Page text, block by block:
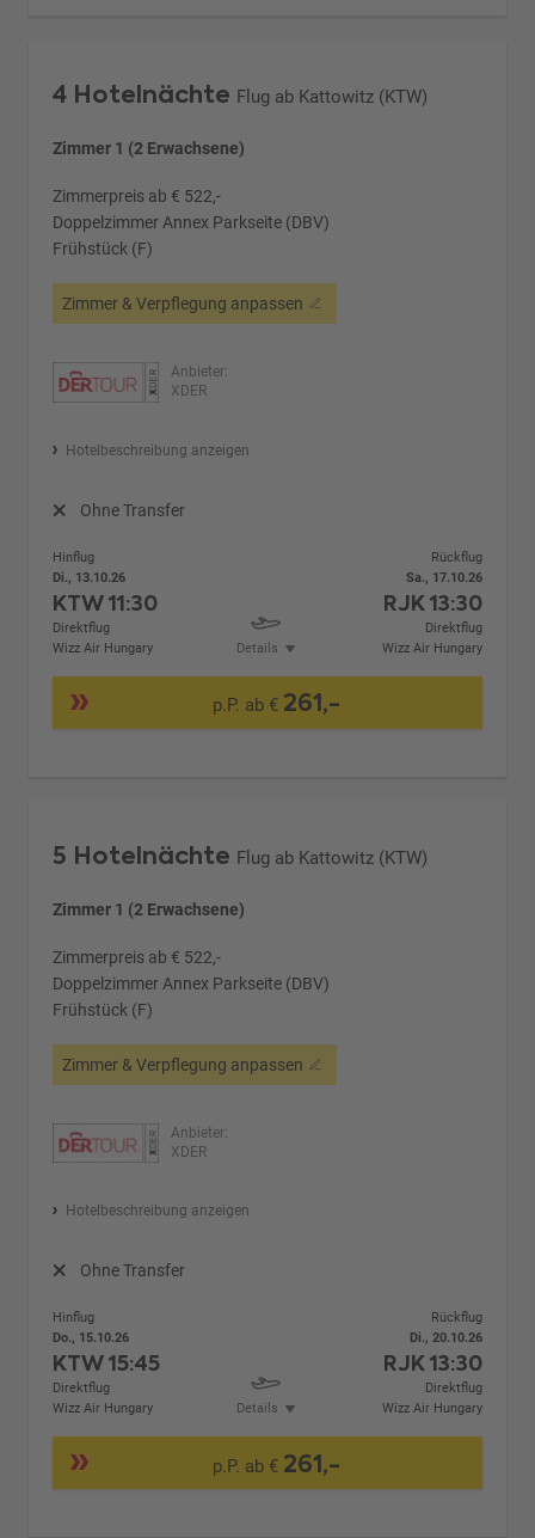
4 Hotelnächte Flug ab Kattowitz (KTW)
Zimmer 1 (2 Erwachsene)
Zimmerpreis ab € 522,-
Doppelzimmer Annex Parkseite (DBV)
Frühstück (F)
Zimmer & Verpflegung anpassen
Anbieter:
XDER
Hotelbeschreibung anzeigen
Ohne Transfer
Hinflug
Di., 13.10.26
KTW11:30
Direktflug
Wizz Air Hungary
Details
Rückflug
Sa., 17.10.26
RJK13:30
Direktflug
Wizz Air Hungary
p.P. ab € 261,-
5 Hotelnächte Flug ab Kattowitz (KTW)
Zimmer 1 (2 Erwachsene)
Zimmerpreis ab € 522,-
Doppelzimmer Annex Parkseite (DBV)
Frühstück (F)
Zimmer & Verpflegung anpassen
Anbieter:
XDER
Hotelbeschreibung anzeigen
Ohne Transfer
Hinflug
Do., 15.10.26
KTW15:45
Direktflug
Wizz Air Hungary
Details
Rückflug
Di., 20.10.26
RJK13:30
Direktflug
Wizz Air Hungary
p.P. ab € 261,-